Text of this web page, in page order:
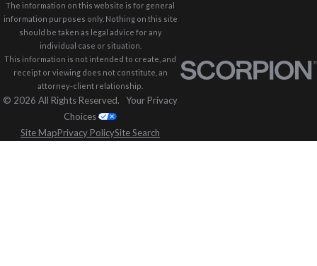
The information on this website is for general
information purposes only. Nothing on this site
should be taken as legal advice for any
individual case or situation.
This information is not intended to create, and
receipt or viewing does not constitute, an
attorney-client relationship.
© 2026 All Rights Reserved. Your Privacy
Choices
Site MapPrivacy PolicySite Search